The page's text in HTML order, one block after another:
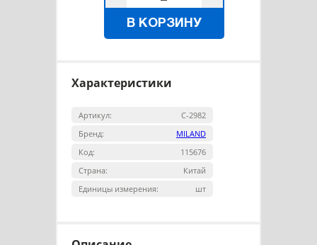
В КОРЗИНУ
Характеристики
Артикул:
С-2982
Бренд:
MILAND
Код:
115676
Страна:
Китай
Единицы измерения:
шт